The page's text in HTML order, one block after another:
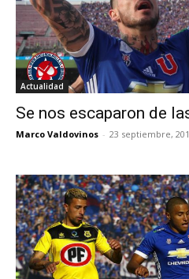
Actualidad
Se nos escaparon de
Marco Valdovinos - 23 septiembre,